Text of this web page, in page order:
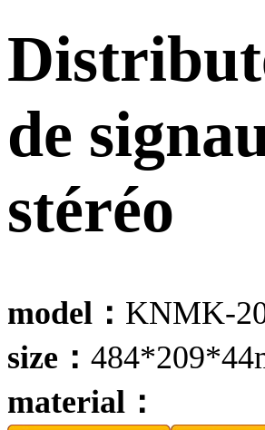
de
stéréo
model： KNMK-
size：
material：